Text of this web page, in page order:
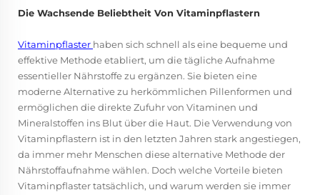
Die Wachsende Beliebtheit Von Vitaminpflastern
Vitaminpflaster haben sich schnell als eine bequeme und
effektive Methode etabliert, um die tägliche Aufnahme
essentieller Nährstoffe zu ergänzen. Sie bieten eine
moderne Alternative zu herkömmlichen Pillenformen und
ermöglichen die direkte Zufuhr von Vitaminen und
Mineralstoffen ins Blut über die Haut. Die Verwendung von
Vitaminpflastern ist in den letzten Jahren stark angestiegen,
da immer mehr Menschen diese alternative Methode der
Nährstoffaufnahme wählen. Doch welche Vorteile bieten
Vitaminpflaster tatsächlich, und warum werden sie immer